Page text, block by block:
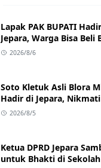
Lapak PAK BUPATI
Jepara, Warga Bisa
Goreng dengan Harga
2026/8/6
Soto Kletuk Asli Blora
Hadir di Jepara,
Mulai Rp10 Ribu
2026/8/5
Ketua DPRD Jepara
untuk Bhakti di